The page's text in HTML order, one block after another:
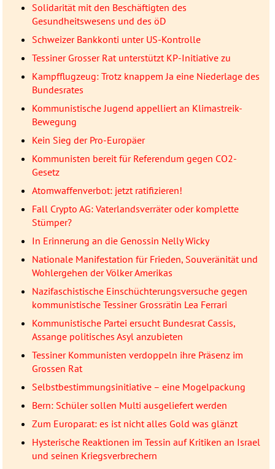
Solidarität mit den Beschäftigten des
Gesundheitswesens und des öD
Schweizer Bankkonti unter US-Kontrolle
Tessiner Grosser Rat unterstützt KP-Initiative zu
Kampfflugzeug: Trotz knappem Ja eine Niederlage des
Bundesrates
Kommunistische Jugend appelliert an Klimastreik-
Bewegung
Kein Sieg der Pro-Europäer
Kommunisten bereit für Referendum gegen CO2-
Gesetz
Atomwaffenverbot: jetzt ratifizieren!
Fall Crypto AG: Vaterlandsverräter oder komplette
Stümper?
In Erinnerung an die Genossin Nelly Wicky
Nationale Manifestation für Frieden, Souveränität und
Wohlergehen der Völker Amerikas
Nazifaschistische Einschüchterungsversuche gegen
kommunistische Tessiner Grossrätin Lea Ferrari
Kommunistische Partei ersucht Bundesrat Cassis,
Assange politisches Asyl anzubieten
Tessiner Kommunisten verdoppeln ihre Präsenz im
Grossen Rat
Selbstbestimmungsinitiative – eine Mogelpackung
Bern: Schüler sollen Multi ausgeliefert werden
Zum Europarat: es ist nicht alles Gold was glänzt
Hysterische Reaktionen im Tessin auf Kritiken an Israel
und seinen Kriegsverbrechern